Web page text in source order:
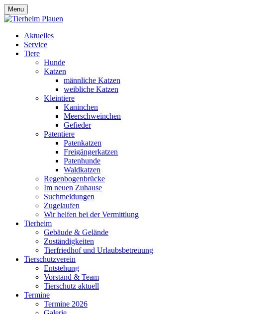
Menu
Aktuelles
Service
Tiere
Hunde
Katzen
männliche Katzen
weibliche Katzen
Kleintiere
Kaninchen
Meerschweinchen
Gefieder
Patentiere
Patenkatzen
Freigängerkatzen
Patenhunde
Waldkatzen
Regenbogenbrücke
Im neuen Zuhause
Suchmeldungen
Zugelaufen
Wir helfen bei der Vermittlung
Tierheim
Gebäude & Gelände
Zuständigkeiten
Tierfriedhof und Urlaubsbetreuung
Tierschutzverein
Entstehung
Vorstand & Team
Tierschutz aktuell
Termine
Termine 2026